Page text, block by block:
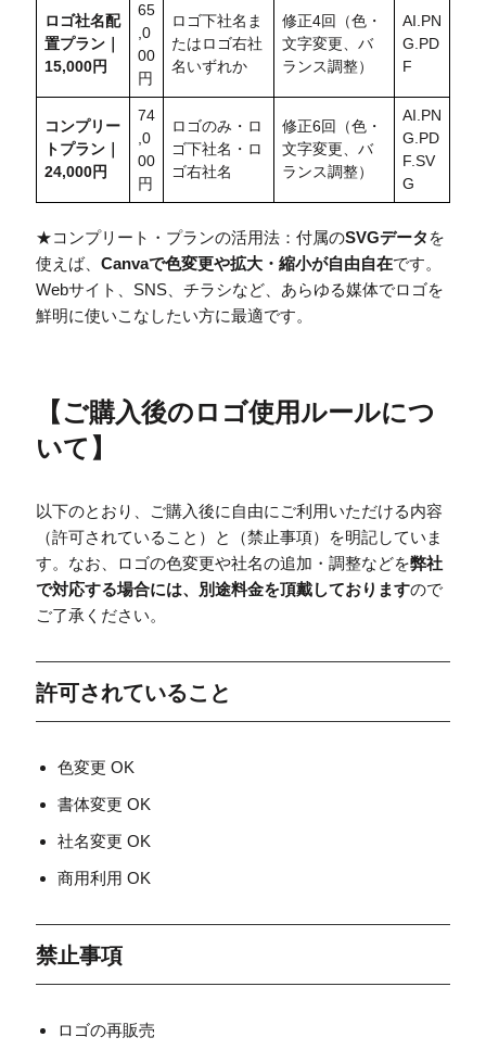
ロゴ社名配
置プラン｜
15,000円
65
,0
00
円
ロゴ下社名ま
たはロゴ右社
名いずれか
修正4回（色・
文字変更、バ
ランス調整）
AI.PN
G.PD
F
コンプリー
トプラン｜
24,000円
74
,0
00
円
ロゴのみ・ロ
ゴ下社名・ロ
ゴ右社名
修正6回（色・
文字変更、バ
ランス調整）
AI.PN
G.PD
F.SV
G
★コンプリート・プランの活用法：付属のSVGデータ を
使えば、 Canvaで色変更や拡大・縮小が自由自在です。
Webサイト、SNS、チラシなど、あらゆる媒体でロゴを
鮮明に使いこなしたい方に最適です。
【ご購入後のロゴ使用ルールにつ
いて 】
以下のとおり、ご購入後に自由にご利用いただける内容
（許可されていること）と（禁止事項）を明記していま
す。なお、ロゴの色変更や社名の追加・調整などを弊社
で対応する場合には、別途料金を頂戴しておりますので
ご了承ください。
許可されていること
色変更 OK
書体変更 OK
社名変更 OK
商用利用 OK
禁止事項
ロゴの再販売